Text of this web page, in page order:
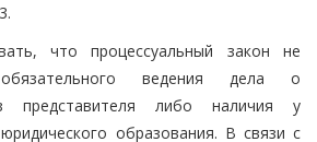
что процессуальный закон не
обязательного ведения дела о
представителя либо наличия у
образования. В связи с